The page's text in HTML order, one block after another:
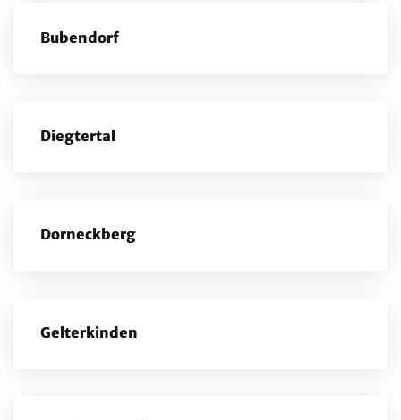
Bubendorf
Diegtertal
Dorneckberg
Gelterkinden